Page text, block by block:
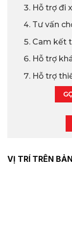
Hỗ trợ đi
Tư vấn
Cam kết
Hỗ trợ
Hỗ trợ
VỊ TRÍ TRÊN